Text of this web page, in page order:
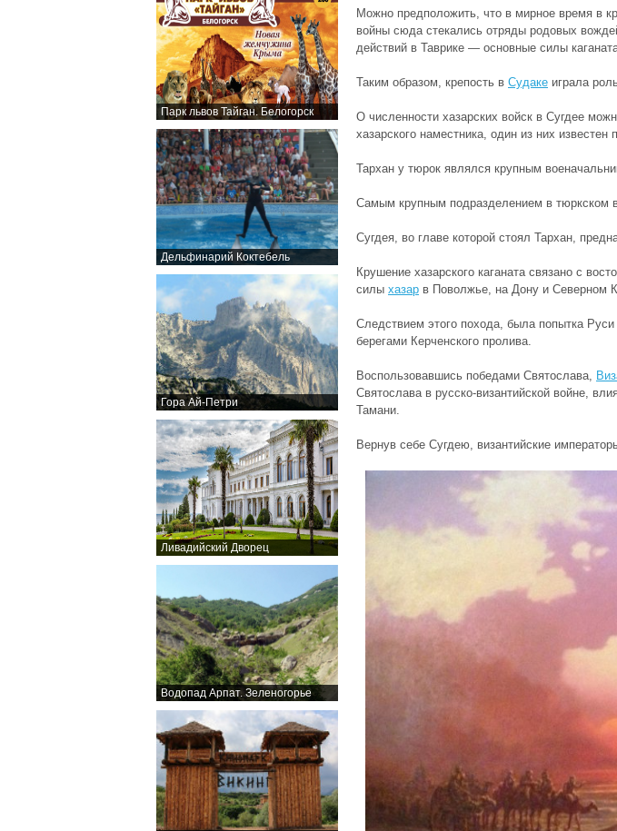
Парк львов Тайган. Белогорск
Дельфинарий Коктебель
Гора Ай-Петри
Ливадийский Дворец
Водопад Арпат. Зеленогорье
Можно предположить, что в мирное время в
войны сюда стекались отряды родовых
действий в Таврике — основные силы
Таким образом, крепость в Судаке играла
О численности хазарских войск в Сугдее
хазарского наместника, один из них известен
Тархан у тюрок являлся крупным
Самым крупным подразделением в тюркском
Сугдея, во главе которой стоял Тархан,
Крушение хазарского каганатасвязано с
силы хазар в Поволжье, на Дону и Северном
Следствием этого похода, была попытка
берегами Керченского пролива.
Воспользовавшись победами Святослава,
Святослава в русско-византийской войне,
Тамани.
Вернув себе Сугдею, византийские